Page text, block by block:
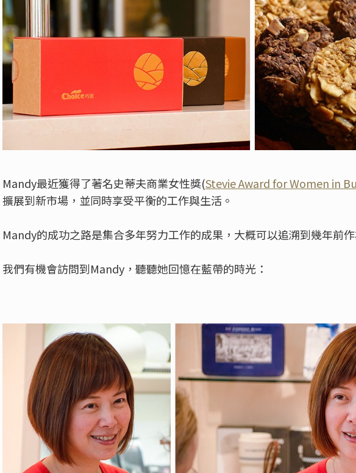
Mandy最近獲得了著名史蒂夫商業女性獎(Stevie Award for Women in
擴展到新市場，並同時享受平衡的工作與生活。
Mandy的成功之路是集合多年努力工作的成果，大概可以追溯到幾年前
我們有機會訪問到Mandy，聽聽她回憶在藍帶的時光：